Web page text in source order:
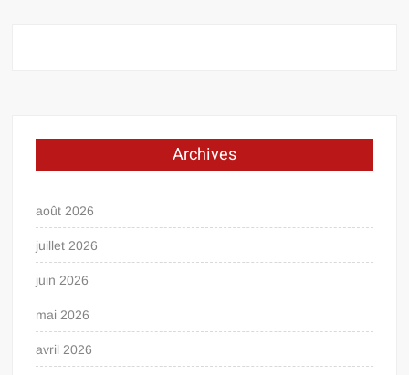
Archives
août 2026
juillet 2026
juin 2026
mai 2026
avril 2026